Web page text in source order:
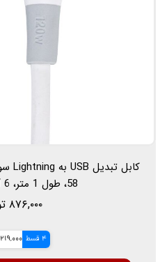
58، طول 1 متر، 6 آمپر 120 وات
۸۷۶,۰۰۰ تومان
4 قسط 219,000 تومانی